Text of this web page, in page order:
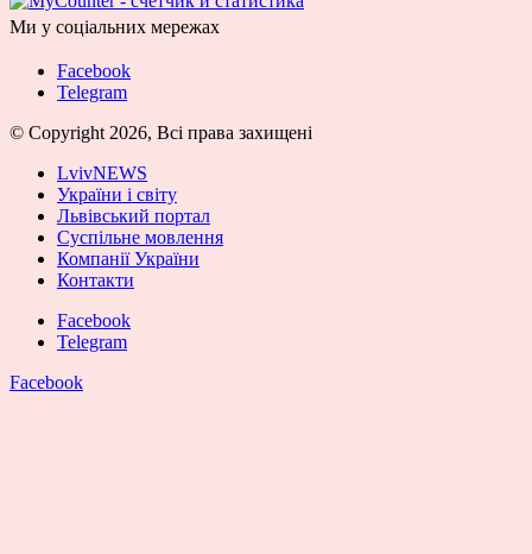
Ми у соціальних мережах
Facebook
Telegram
© Copyright 2026, Всі права захищені
LvivNEWS
України і світу
Львівський портал
Суспільне мовлення
Компанії України
Контакти
Facebook
Telegram
Facebook